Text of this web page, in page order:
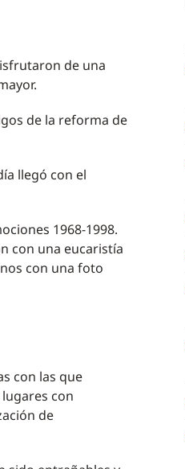
de una
de la reforma de
llegó con el
1968-1998.
con una eucaristía
con una foto
con las que
con
de